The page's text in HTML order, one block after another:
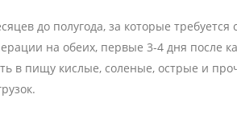
до полугода, за которые
на обеих, первые 3-4 дня после
в пищу кислые, соленые, острые и